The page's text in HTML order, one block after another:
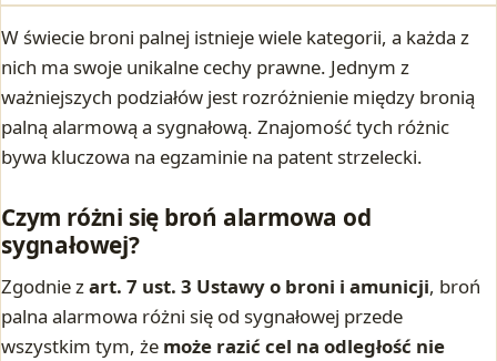
W świecie broni palnej istnieje wiele kategorii, a każda z
nich ma swoje unikalne cechy prawne. Jednym z
ważniejszych podziałów jest rozróżnienie między bronią
palną alarmową a sygnałową. Znajomość tych różnic
bywa kluczowa na egzaminie na patent strzelecki.
Czym różni się broń alarmowa od
sygnałowej?
Zgodnie zart. 7 ust. 3 Ustawy o broni i amunicji, broń
palna alarmowa różni się od sygnałowej przede
wszystkim tym, że może razić cel na odległość nie